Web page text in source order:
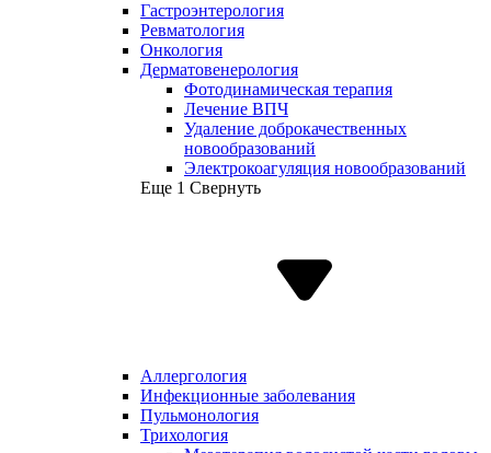
Гастроэнтерология
Ревматология
Онкология
Дерматовенерология
Фотодинамическая терапия
Лечение ВПЧ
Удаление доброкачественных
новообразований
Электрокоагуляция новообразований
Еще 1 Свернуть
Аллергология
Инфекционные заболевания
Пульмонология
Трихология